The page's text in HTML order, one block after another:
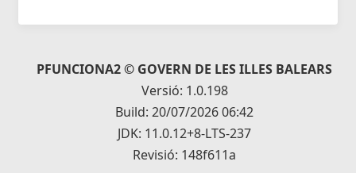
PFUNCIONA2 © GOVERN DE LES ILLES BALEARS
Versió: 1.0.198
Build: 20/07/2026 06:42
JDK: 11.0.12+8-LTS-237
Revisió: 148f611a